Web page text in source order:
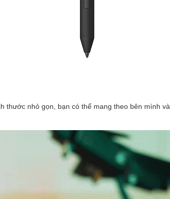
thước nhỏ gọn, bạn có thể mang theo bên mình và